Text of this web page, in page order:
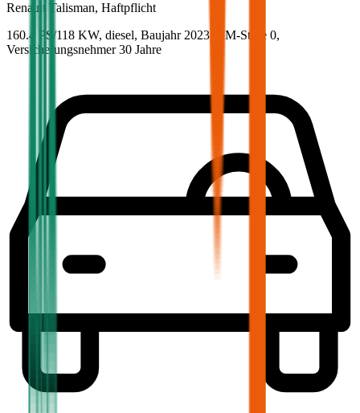
Renault Talisman, Haftpflicht
160.4 PS/118 KW, diesel, Baujahr 2023,
BM-Stufe 0,
Versicherungsnehmer 30 Jahre